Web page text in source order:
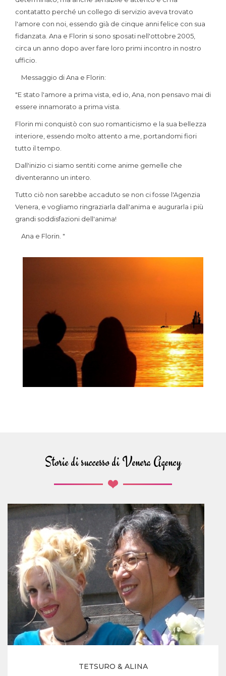
contatatto perché un collego di servizio aveva trovato
l'amore con noi, essendo già de cinque anni felice con sua
fidanzata. Ana e Florin si sono sposati nell'ottobre 2005,
circa un anno dopo aver fare loro primi incontro in nostro
uffic‭io.
Messaggio di Ana e Florin:
"E stato l'amore a prima vista, ed io, Ana, non pensavo mai di
essere innamorato a prima vista.
Florin mi conquistò con suo romanticismo e la sua bellezza
interiore, essendo molto attento a me, portandomi fiori
tutto il tempo.
Dall'inizio ci siamo sentiti come anime gemelle che
diventeranno un intero.
Tutto ciò non sarebbe accaduto se non ci fosse l'Agenzia
Venera, e vogliamo ringraziarla dall'anima e augurarla i più
grandi soddisfazioni dell'anima!
Ana e Florin. "
Storie di successo di Venera Agency
TETSURO & ALINA